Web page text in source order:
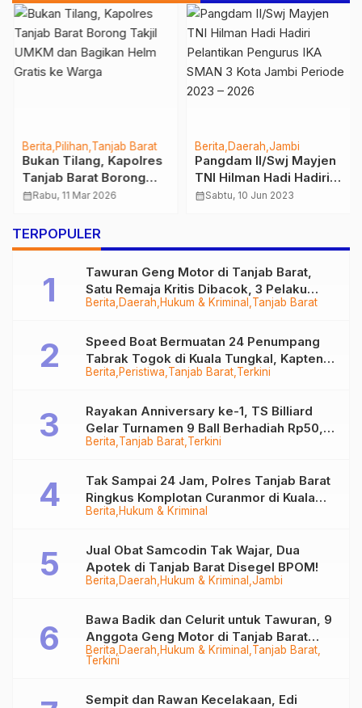
Berita Pilihan Tanjab Barat
Bukan Tilang, Kapolres
Tanjab Barat Borong
Takjil UMKM dan
Warga
calendar_monthRabu, 11 Mar 2026
Berita Daerah Jambi
Pangdam II/Swj Mayjen
TNI Hilman Hadi Hadiri
Pelantikan Pengurus
calendar_monthSabtu, 10 Jun 2023
TERPOPULER
Berita Daerah Hukum & Kriminal Tanjab Barat
Tawuran Geng Motor di Tanjab Barat,
Satu Remaja Kritis Dibacok, 3 Pelaku
Ditangkap
Berita Peristiwa Tanjab Barat Terkini
Speed Boat Bermuatan 24 Penumpang
Tabrak Togok di Kuala Tungkal, Kapten
Sempat Hilang
Berita Tanjab Barat Terkini
Rayakan Anniversary ke-1, TS Billiard
Gelar Turnamen 9 Ball Berhadiah Rp50,8
Juta
Berita Hukum & Kriminal
Tak Sampai 24 Jam, Polres Tanjab Barat
Ringkus Komplotan Curanmor di Kuala
Tungkal
Berita Daerah Hukum & Kriminal Jambi
Jual Obat Samcodin Tak Wajar, Dua
Apotek di Tanjab Barat Disegel BPOM!
Berita Daerah Hukum & Kriminal Tanjab Barat
Terkini
Bawa Badik dan Celurit untuk Tawuran, 9
Anggota Geng Motor di Tanjab Barat
Diringkus
Sempit dan Rawan Kecelakaan, Edi